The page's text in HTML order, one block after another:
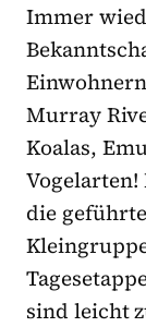
Immer
Murray
Koalas,
die
sind leicht